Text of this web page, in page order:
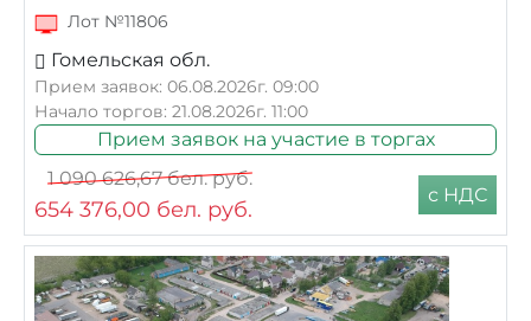
Лот №11806
Гомельская обл.
Прием заявок: 06.08.2026г. 09:00
Начало торгов: 21.08.2026г. 11:00
Прием заявок на участие в торгах
1 090 626,67бел. руб.
654 376,00 бел. руб.
с НДС